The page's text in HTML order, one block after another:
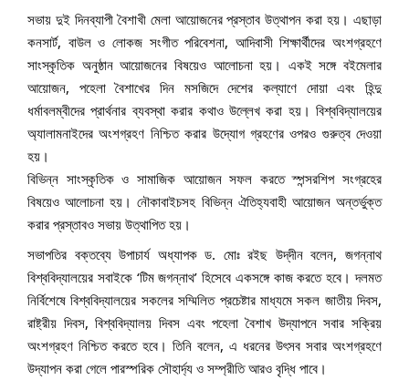
সভায় দুই দিনব্যাপী বৈশাখী মেলা আয়োজনের প্রস্তাব উত্থাপন করা হয়। এছাড়া
কনসার্ট, বাউল ও লোকজ সংগীত পরিবেশনা, আদিবাসী শিক্ষার্থীদের অংশগ্রহণে
সাংস্কৃতিক অনুষ্ঠান আয়োজনের বিষয়েও আলোচনা হয়। একই সঙ্গে বইমেলার
আয়োজন, পহেলা বৈশাখের দিন মসজিদে দেশের কল্যাণে দোয়া এবং হিন্দু
ধর্মাবলম্বীদের প্রার্থনার ব্যবস্থা করার কথাও উল্লেখ করা হয়। বিশ্ববিদ্যালয়ের
অ্যালামনাইদের অংশগ্রহণ নিশ্চিত করার উদ্যোগ গ্রহণের ওপরও গুরুত্ব দেওয়া
হয়।
বিভিন্ন সাংস্কৃতিক ও সামাজিক আয়োজন সফল করতে স্পন্সরশিপ সংগ্রহের
বিষয়েও আলোচনা হয়। নৌকাবাইচসহ বিভিন্ন ঐতিহ্যবাহী আয়োজন অন্তর্ভুক্ত
করার প্রস্তাবও সভায় উত্থাপিত হয়।
সভাপতির বক্তব্যে উপাচার্য অধ্যাপক ড. মোঃ রইছ উদ্‌দীন বলেন, জগন্নাথ
বিশ্ববিদ্যালয়ের সবাইকে ‘টিম জগন্নাথ’ হিসেবে একসঙ্গে কাজ করতে হবে। দলমত
নির্বিশেষে বিশ্ববিদ্যালয়ের সকলের সম্মিলিত প্রচেষ্টার মাধ্যমে সকল জাতীয় দিবস,
রাষ্ট্রীয় দিবস, বিশ্ববিদ্যালয় দিবস এবং পহেলা বৈশাখ উদ্‌যাপনে সবার সক্রিয়
অংশগ্রহণ নিশ্চিত করতে হবে। তিনি বলেন, এ ধরনের উৎসব সবার অংশগ্রহণে
উদ্‌যাপন করা গেলে পারস্পরিক সৌহার্দ্য ও সম্প্রীতি আরও বৃদ্ধি পাবে।